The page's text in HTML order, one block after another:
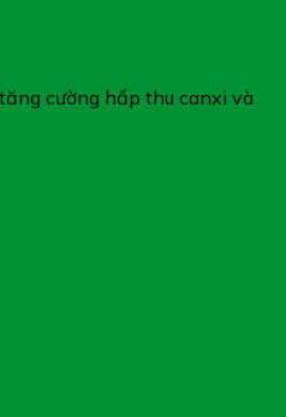
cường hấp thu canxi và